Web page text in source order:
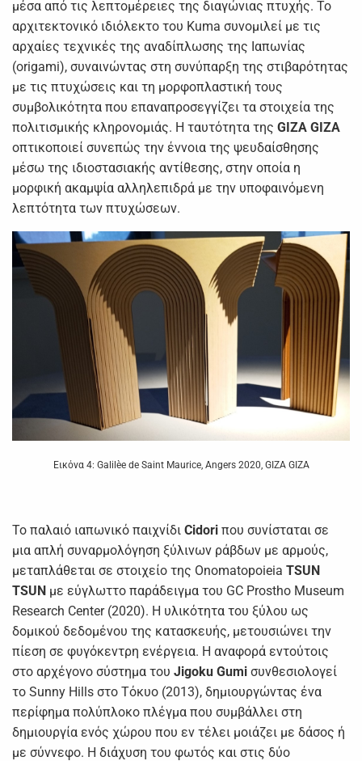
μέσα από τις λεπτομέρειες της διαγώνιας πτυχής. Το
αρχιτεκτονικό ιδιόλεκτο του Kuma συνομιλεί με τις
αρχαίες τεχνικές της αναδίπλωσης της Ιαπωνίας
(origami), συναινώντας στη συνύπαρξη της στιβαρότητας
με τις πτυχώσεις και τη μορφοπλαστική τους
συμβολικότητα που επαναπροσεγγίζει τα στοιχεία της
πολιτισμικής κληρονομιάς. Η ταυτότητα της GIZA GIZA
οπτικοποιεί συνεπώς την έννοια της ψευδαίσθησης
μέσω της ιδιοστασιακής αντίθεσης, στην οποία η
μορφική ακαμψία αλληλεπιδρά με την υποφαινόμενη
λεπτότητα των πτυχώσεων.
Εικόνα 4: Galilèe de Saint Maurice, Angers 2020, GIZA GIZA
Το παλαιό ιαπωνικό παιχνίδι Cidori που συνίσταται σε
μια απλή συναρμολόγηση ξύλινων ράβδων με αρμούς,
μεταπλάθεται σε στοιχείο της Onomatopoieia TSUN
TSUN με εύγλωττο παράδειγμα του GC Prostho Museum
Research Center (2020). Η υλικότητα του ξύλου ως
δομικού δεδομένου της κατασκευής, μετουσιώνει την
πίεση σε φυγόκεντρη ενέργεια. Η αναφορά εντούτοις
στο αρχέγονο σύστημα του Jigoku Gumi συνθεσιολογεί
το Sunny Hills στο Τόκυο (2013), δημιουργώντας ένα
περίφημα πολύπλοκο πλέγμα που συμβάλλει στη
δημιουργία ενός χώρου που εν τέλει μοιάζει με δάσος ή
με σύννεφο. Η διάχυση του φωτός και στις δύο